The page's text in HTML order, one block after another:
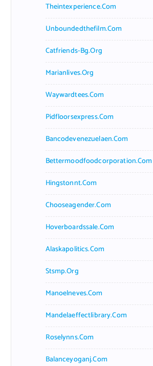
Theintexperience.com
Unboundedthefilm.com
Catfriends-Bg.org
Marianlives.org
Waywardtees.com
Pidfloorsexpress.com
Bancodevenezuelaen.com
Bettermoodfoodcorporation.com
Hingstonnt.com
Chooseagender.com
Hoverboardssale.com
Alaskapolitics.com
Stsmp.org
Manoelneves.com
Mandelaeffectlibrary.com
Roselynns.com
Balanceyoganj.com